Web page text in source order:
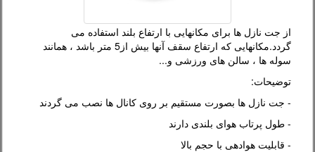
از جت نازل ها برای مکانهایی با ارتفاع بلند استفاده می
گردد.مکانهایی که ارتفاع سقف آنها بیش از5 متر باشد ، همانند
سوله ها ، سالن های ورزشی و...
توضیحات:
- جت نازل ها بصورت مستقیم بر روی کانال ها نصب می گردند
- طول پرتاب هوای بلندی دارند
- قابلیت هوادهی با حجم بالا